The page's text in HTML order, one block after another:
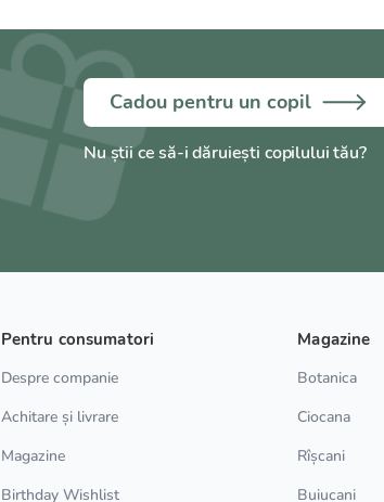
Cadou pentru un copil
Nu știi ce să-i dăruiești copilului tău?
Pentru consumatori
Despre companie
Achitare și livrare
Magazine
Birthday Wishlist
Magazine
Botanica
Ciocana
Rîșcani
Buiucani